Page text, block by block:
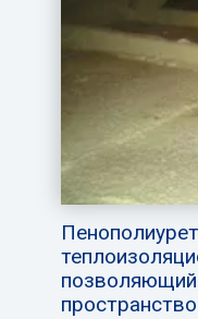
пространство